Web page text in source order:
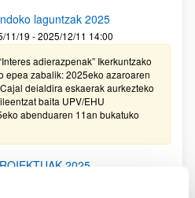
laguntzak 2025
11/19 - 2025/12/11 14:00
adierazpenak” Ikerkuntzako
epea zabalik: 2025eko azaroaren
deialdira eskaerak aurkezteko
baita UPV/EHU
abenduaren 11an bukatuko
2025